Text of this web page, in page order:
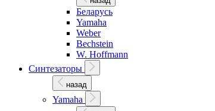
Беларусь
Yamaha
Weber
Bechstein
W. Hoffmann
Синтезаторы
назад
Yamaha